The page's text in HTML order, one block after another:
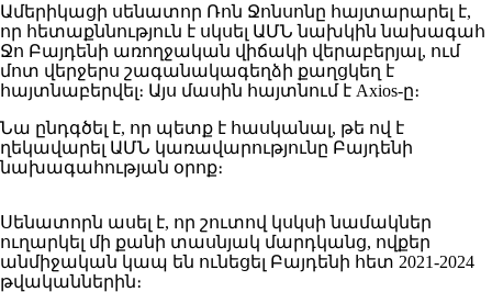
Ամերիկացի սենատոր Ռոն Ջոնսոնը հայտարարել է,
որ հետաքննություն է սկսել ԱՄՆ նախկին նախագահ
Ջո Բայդենի առողջական վիճակի վերաբերյալ, ում
մոտ վերջերս շագանակագեղձի քաղցկեղ է
հայտնաբերվել։ Այս մասին հայտնում է Axios-ը։
Նա ընդգծել է, որ պետք է հասկանալ, թե ով է
ղեկավարել ԱՄՆ կառավարությունը Բայդենի
նախագահության օրոք։
Սենատորն ասել է, որ շուտով կսկսի նամակներ
ուղարկել մի քանի տասնյակ մարդկանց, ովքեր
անմիջական կապ են ունեցել Բայդենի հետ 2021-2024
թվականներին։